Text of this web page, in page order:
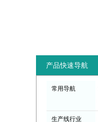
产品快速导航
常用导航
生产线行业